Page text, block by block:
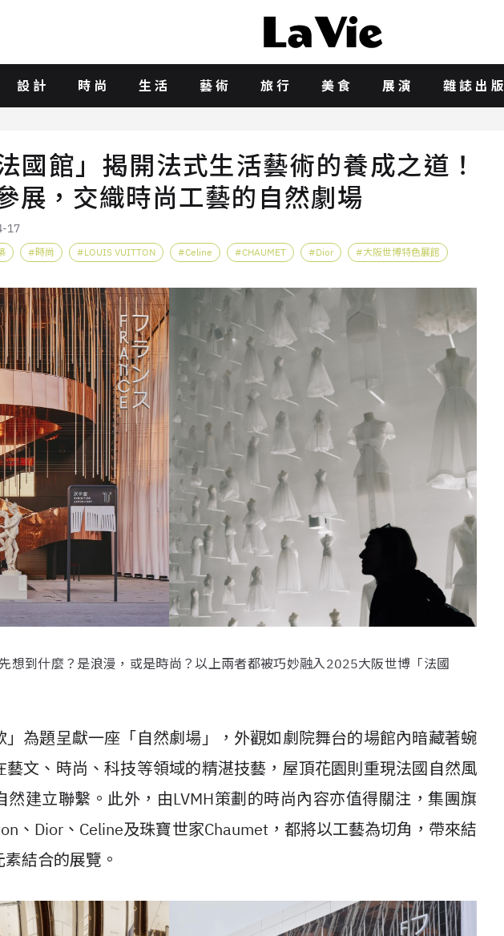
設計 時尚 生活 藝術 旅行 美食 展演 雜誌出版
國館」揭開法式生活藝術的養成之道！
展，交織時尚工藝的自然劇場
17
時尚 LOUIS VUITTON Celine CHAUMET Dior 大阪世博特色展館
想到什麼？是浪漫，或是時尚？以上兩者都被巧妙融入2025大阪世博「法國
」為題呈獻一座「自然劇場」，外觀如劇院舞台的場館內暗藏著蜿
文、時尚、科技等領域的精湛技藝，屋頂花園則重現法國自然風
然建立聯繫。此外，由LVMH策劃的時尚內容亦值得關注，集團旗
、 Dior 、 Celine及珠寶世家Chaumet，都將以工藝為切角，帶來結
結合的展覽。